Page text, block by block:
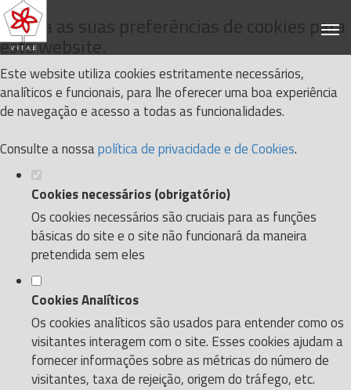
Defina as suas preferências de cookies para
este website.
Este website utiliza cookies estritamente necessários,
analíticos e funcionais, para lhe oferecer uma boa experiência
de navegação e acesso a todas as funcionalidades.
Consulte a nossapolítica de privacidade e de Cookies.
Cookies necessários (obrigatório)
Os cookies necessários são cruciais para as funções
básicas do site e o site não funcionará da maneira
pretendida sem eles
Cookies Analíticos
Os cookies analíticos são usados para entender como os
visitantes interagem com o site. Esses cookies ajudam a
fornecer informações sobre as métricas do número de
visitantes, taxa de rejeição, origem do tráfego, etc.